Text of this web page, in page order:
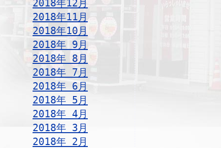
2018年12月
2018年11月
2018年10月
2018年 9月
2018年 8月
2018年 7月
2018年 6月
2018年 5月
2018年 4月
2018年 3月
2018年 2月